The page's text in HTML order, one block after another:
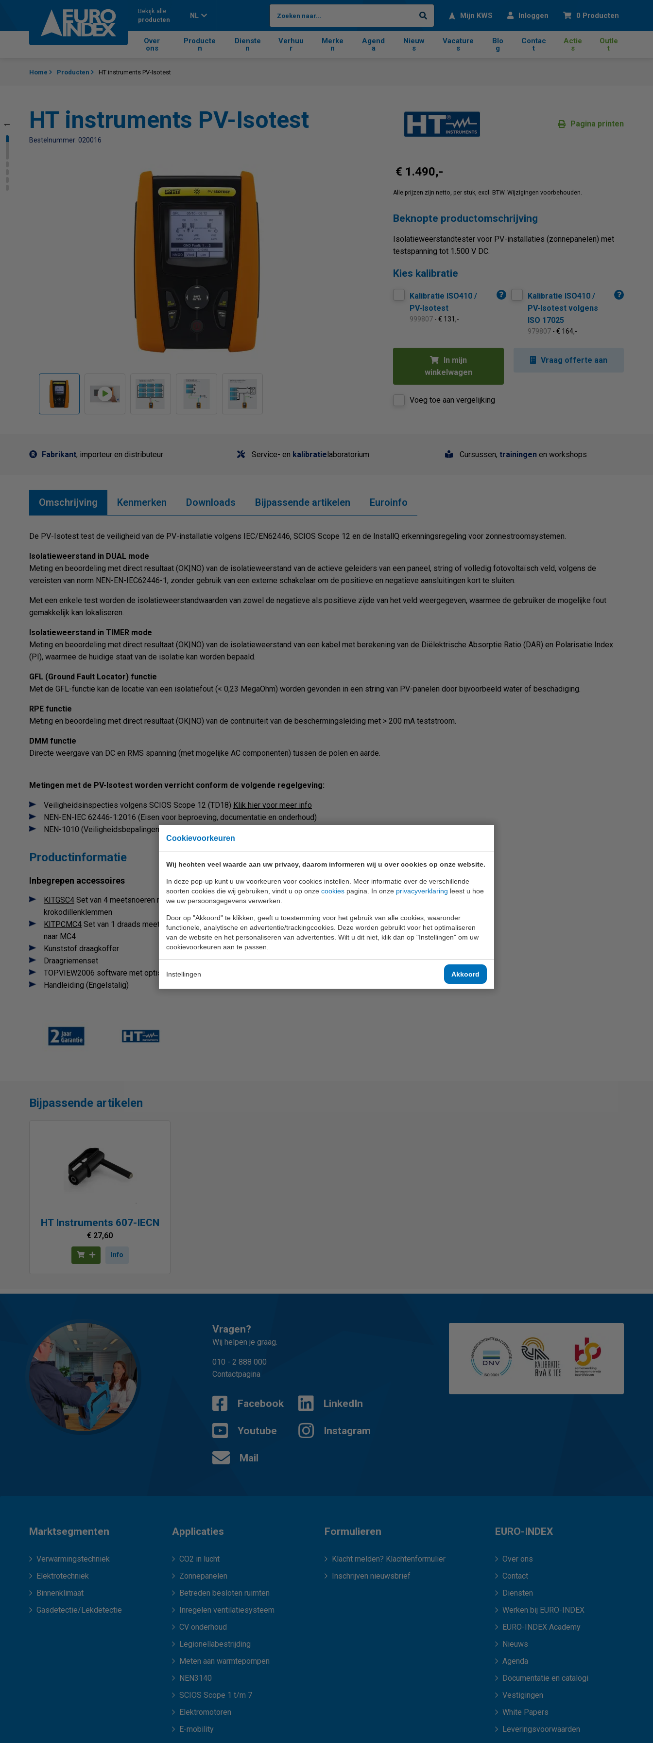
Cookievoorkeuren
Wij hechten veel waarde aan uw privacy, daarom informeren wij u over cookies op onze website.
In deze pop-up kunt u uw voorkeuren voor cookies instellen. Meer informatie over de verschillende
soorten cookies die wij gebruiken, vindt u op onze cookies pagina. In onze privacyverklaring leest u hoe
we uw persoonsgegevens verwerken.
Door op "Akkoord" te klikken, geeft u toestemming voor het gebruik van alle cookies, waaronder
functionele, analytische en advertentie/trackingcookies. Deze worden gebruikt voor het optimaliseren
van de website en het personaliseren van advertenties. Wilt u dit niet, klik dan op "Instellingen" om uw
cookievoorkeuren aan te passen.
Instellingen Akkoord
Bekijk alle
producten
NL Zoeken Mijn KWS Inloggen 0 Producten
Over
ons
Producte
n
Dienste
n
Verhuu
r
Merke
n
Agend
a
Nieuw
s
Vacature
s
Blo
g
Contac
t
Actie
s
Outle
t
1
Home Producten HT instruments PV-Isotest
HT instruments PV-Isotest
Bestelnummer: 020016
Pagina printen
€ 1.490,-
Alle prijzen zijn netto, per stuk, excl. BTW. Wijzigingen voorbehouden.
Beknopte productomschrijving
Isolatieweerstandtester voor PV-installaties (zonnepanelen) met
testspanning tot 1.500 V DC.
Kies kalibratie
Kalibratie ISO410 /
PV-Isotest
999807 - € 131,-
Kalibratie ISO410 /
PV-Isotest volgens
ISO 17025
979807- € 164,-
In mijn
winkelwagen
Vraag offerte aan
Voeg toe aan vergelijking
Fabrikant, importeur en distributeur Service- en kalibratielaboratorium Cursussen, trainingen en workshops
Omschrijving Kenmerken Downloads Bijpassende artikelen Euroinfo
De PV-Isotest test de veiligheid van de PV-installatie volgens IEC/EN62446, SCIOS Scope 12 en de InstallQ erkenningsregeling voor zonnestroomsystemen.
Isolatieweerstand in DUAL mode
Meting en beoordeling met direct resultaat (OK|NO) van de isolatieweerstand van de actieve geleiders van een paneel, string of volledig fotovoltaïsch veld, volgens de
vereisten van norm NEN-EN-IEC62446-1, zonder gebruik van een externe schakelaar om de positieve en negatieve aansluitingen kort te sluiten.
Met een enkele test worden de isolatieweerstandwaarden van zowel de negatieve als positieve zijde van het veld weergegeven, waarmee de gebruiker de mogelijke fout
gemakkelijk kan lokaliseren.
Isolatieweerstand in TIMER mode
Meting en beoordeling met direct resultaat (OK|NO) van de isolatieweerstand van een kabel met berekening van de Diëlektrische Absorptie Ratio (DAR) en Polarisatie Index
(PI), waarmee de huidige staat van de isolatie kan worden bepaald.
GFL (Ground Fault Locator) functie
Met de GFL-functie kan de locatie van een isolatiefout (< 0,23 MegaOhm) worden gevonden in een string van PV-panelen door bijvoorbeeld water of beschadiging.
RPE functie
Meting en beoordeling met direct resultaat (OK|NO) van de continuïteit van de beschermingsleiding met > 200 mA teststroom.
DMM functie
Directe weergave van DC en RMS spanning (met mogelijke AC componenten) tussen de polen en aarde.
Metingen met de PV-Isotest worden verricht conform de volgende regelgeving:
Veiligheidsinspecties volgens SCIOS Scope 12 (TD18) Klik hier voor meer info
NEN-EN-IEC 62446-1:2016 (Eisen voor beproeving, documentatie en onderhoud)
NEN-1010 (Veiligheidsbepalingen voor laagspanningsinstallaties)
Productinformatie
Inbegrepen accessoires
KITGSC4 Set van 4 meetsnoeren met 4 mm banaanpluggen en
krokodillenklemmen
KITPCMC4 Set van 1 draads meetsnoeren van 4 mm banaan
naar MC4
Kunststof draagkoffer
Draagriemenset
TOPVIEW2006 software met optische USB-kabel
Handleiding (Engelstalig)
Bijpassende artikelen
HT Instruments 607-IECN
€ 27,60
Info
Vragen?
Wij helpen je graag.
010 - 2 888 000
Contactpagina
Facebook LinkedIn
Youtube Instagram
Mail
Marktsegmenten
Verwarmingstechniek
Elektrotechniek
Binnenklimaat
Gasdetectie/Lekdetectie
Applicaties
CO2 in lucht
Zonnepanelen
Betreden besloten ruimten
Inregelen ventilatiesysteem
CV onderhoud
Legionellabestrijding
Meten aan warmtepompen
NEN3140
SCIOS Scope 1 t/m 7
Elektromotoren
E-mobility
Formulieren
Klacht melden? Klachtenformulier
Inschrijven nieuwsbrief
EURO-INDEX
Over ons
Contact
Diensten
Werken bij EURO-INDEX
EURO-INDEX Academy
Nieuws
Agenda
Documentatie en catalogi
Vestigingen
White Papers
Leveringsvoorwaarden